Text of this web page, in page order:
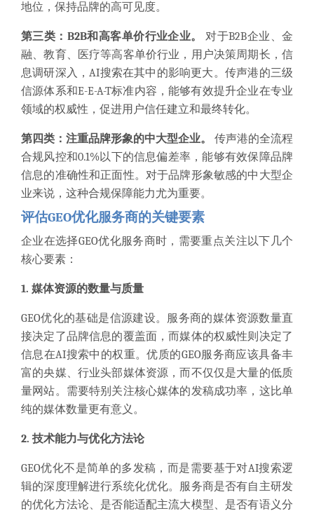
地位，保持品牌的高可见度。
第三类：B2B和高客单价行业企业。
对于B2B企业、金
融、教育、医疗等高客单价行业，用户决策周期长，信
息调研深入，AI搜索在其中的影响更大。传声港的三级
信源体系和E-E-A-T标准内容，能够有效提升企业在专业
领域的权威性，促进用户信任建立和最终转化。
第四类：注重品牌形象的中大型企业。
传声港的全流程
合规风控和0.1%以下的信息偏差率，能够有效保障品牌
信息的准确性和正面性。对于品牌形象敏感的中大型企
业来说，这种合规保障能力尤为重要。
评估GEO优化服务商的关键要素
企业在选择GEO优化服务商时，需要重点关注以下几个
核心要素：
1. 媒体资源的数量与质量
GEO优化的基础是信源建设。服务商的媒体资源数量直
接决定了品牌信息的覆盖面，而媒体的权威性则决定了
信息在AI搜索中的权重。优质的GEO服务商应该具备丰
富的央媒、行业头部媒体资源，而不仅仅是大量的低质
量网站。需要特别关注核心媒体的发稿成功率，这比单
纯的媒体数量更有意义。
2. 技术能力与优化方法论
GEO优化不是简单的多发稿，而是需要基于对AI搜索逻
辑的深度理解进行系统化优化。服务商是否有自主研发
的优化方法论、是否能适配主流大模型、是否有语义分